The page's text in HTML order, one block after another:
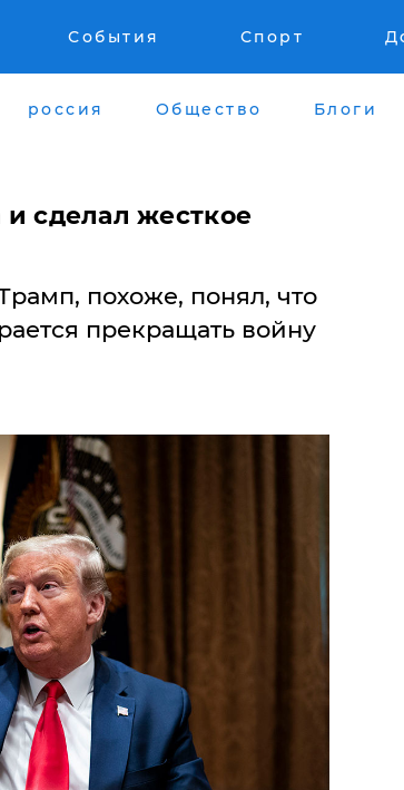
События Спорт
россия Общество Блоги
сделал жесткое
похоже, понял, что
прекращать войну